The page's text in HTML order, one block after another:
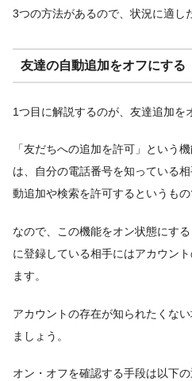
3つの方法があるので、状況に適し
友達の自動追加をオフにする
1つ目に解説するのが、友達追加を
「友だちへの追加を許可」という
は、自分の電話番号を知っている
動追加や検索を許可するというもの
なので、この機能をオン状態にす
に登録している相手にはアカウン
ます。
アカウントの存在が知られたくない
ましょう。
オン・オフを確認する手段は以下